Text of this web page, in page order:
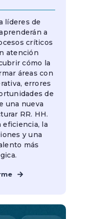
líderes de
a
críticos
atención
cómo la
áreas con
errores
de
una nueva
RR. HH.
eficiencia, la
y una
más